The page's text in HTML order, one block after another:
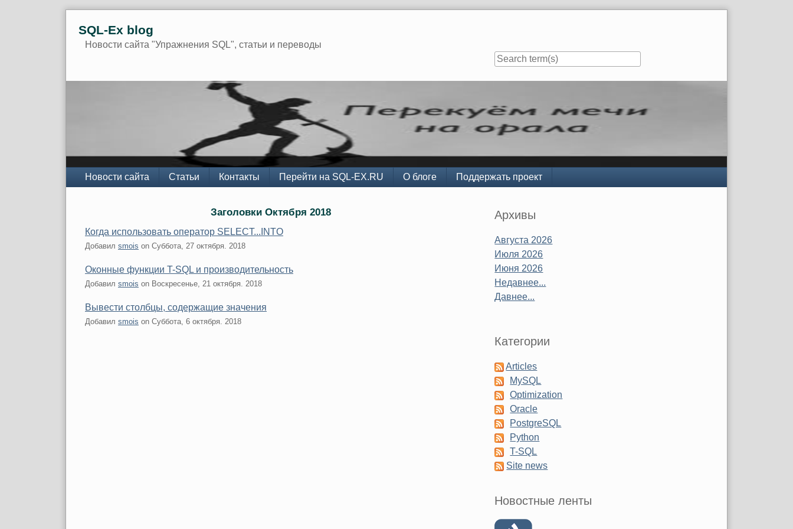
SQL-Ex blog
Новости сайта "Упражнения SQL", статьи и переводы
Navigation
Новости сайта Статьи Контакты Перейти на SQL-EX.RU О блоге Поддержать проект
Заголовки Октября 2018
Когда использовать оператор SELECT...INTO
Добавил smois on Суббота, 27 октября. 2018
Оконные функции T-SQL и производительность
Добавил smois on Воскресенье, 21 октября. 2018
Вывести столбцы, содержащие значения
Добавил smois on Суббота, 6 октября. 2018
Sidebar
Архивы
Августа 2026
Июля 2026
Июня 2026
Недавнее...
Давнее...
Категории
Articles
MySQL
Optimization
Oracle
PostgreSQL
Python
T-SQL
Site news
Новостные ленты